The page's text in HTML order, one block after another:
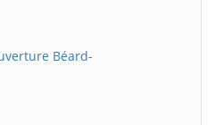
Béard-